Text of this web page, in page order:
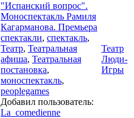
"Испанский вопрос".
Моноспектакль Рамиля
Кагарманова. Премьера
спектакли, спектакль,
Театр, Театральная
афиша, Театральная
постановка,
моноспектакль,
peoplegames
Добавил пользователь:
La_comedienne
Театр
Люди-
Игры